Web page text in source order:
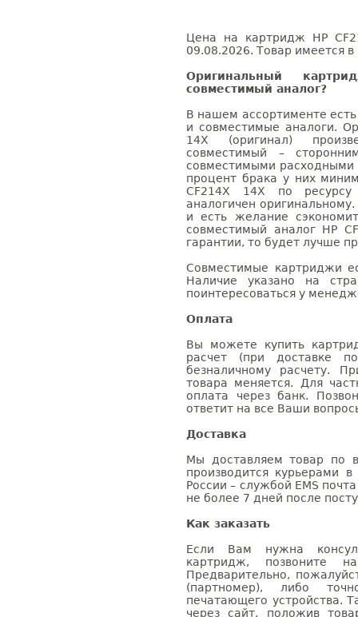
Цена на картридж HP
09.08.2026. Товар имеется в
Оригинальный
совместимый аналог?
В нашем ассортименте
и совместимые аналоги.
14X (оригинал)
совместимый –
совместимыми расходными
процент брака у них
CF214X 14X по ресурсу
аналогичен
и есть желание
совместимый аналог HP
гарантии, то будет лучше
Совместимые картриджи
Наличие указано на
поинтересоваться у
Оплата
Вы можете купить
расчет (при доставке
безналичному расчету.
товара меняется. Для
оплата через банк.
ответит на все Ваши
Доставка
Мы доставляем товар по
производится курьерами
России – службой EMS
не более 7 дней после
Как заказать
Если Вам нужна
картридж, позвоните
Предварительно,
(партномер), либо
печатающего устройства.
через сайт, положив